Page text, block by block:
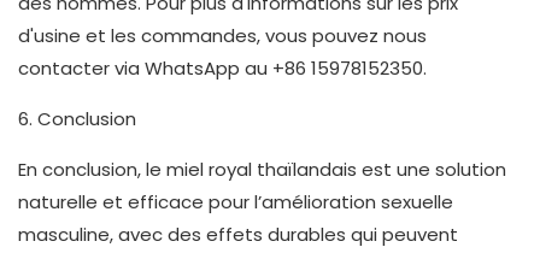
d'usine et les commandes, vous pouvez nous
contacter via WhatsApp au +86 15978152350.
6. Conclusion
En conclusion, le miel royal thaïlandais est une solution
naturelle et efficace pour l’amélioration sexuelle
masculine, avec des effets durables qui peuvent